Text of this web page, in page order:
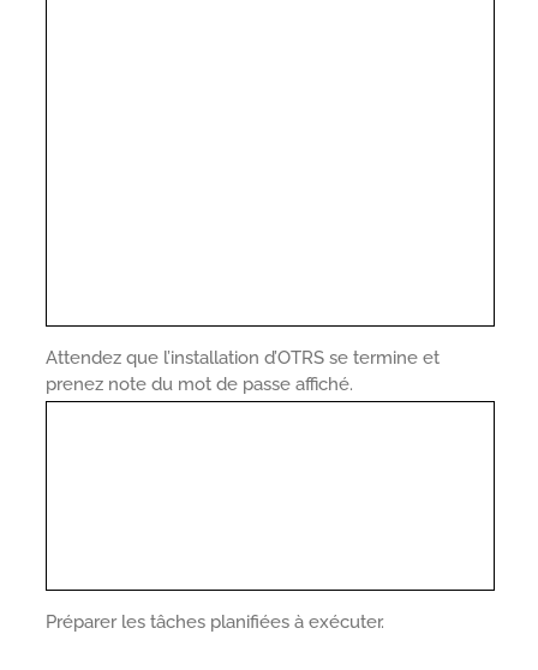
Attendez que l’installation d’OTRS se termine et
prenez note du mot de passe affiché.
Préparer les tâches planifiées à exécuter.